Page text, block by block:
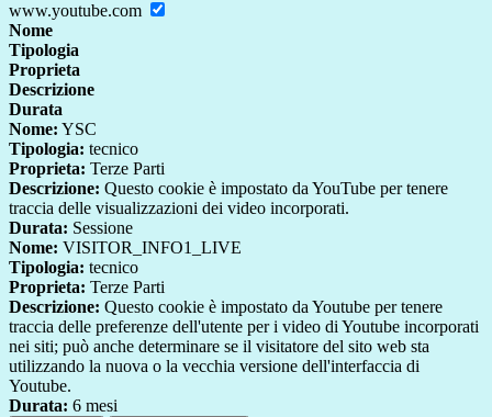
www.youtube.com
Nome
Tipologia
Proprieta
Descrizione
Durata
Nome: YSC
Tipologia: tecnico
Proprieta: Terze Parti
Descrizione: Questo cookie è impostato da YouTube per tenere
traccia delle visualizzazioni dei video incorporati.
Durata: Sessione
Nome: VISITOR_INFO1_LIVE
Tipologia: tecnico
Proprieta: Terze Parti
Descrizione: Questo cookie è impostato da Youtube per tenere
traccia delle preferenze dell'utente per i video di Youtube incorporati
nei siti; può anche determinare se il visitatore del sito web sta
utilizzando la nuova o la vecchia versione dell'interfaccia di
Youtube.
Durata: 6 mesi